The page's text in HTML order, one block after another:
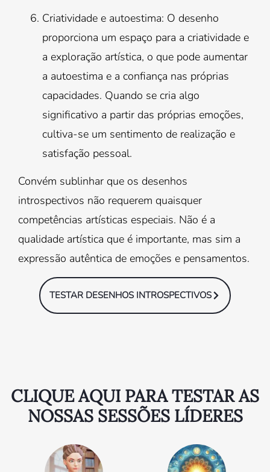
Criatividade e autoestima: O desenho
proporciona um espaço para a criatividade e
a exploração artística, o que pode aumentar
a autoestima e a confiança nas próprias
capacidades. Quando se cria algo
significativo a partir das próprias emoções,
cultiva-se um sentimento de realização e
satisfação pessoal.
Convém sublinhar que os desenhos
introspectivos não requerem quaisquer
competências artísticas especiais. Não é a
qualidade artística que é importante, mas sim a
expressão autêntica de emoções e pensamentos.
TESTAR DESENHOS INTROSPECTIVOS
CLIQUE AQUI PARA TESTAR AS
NOSSAS SESSÕES LÍDERES